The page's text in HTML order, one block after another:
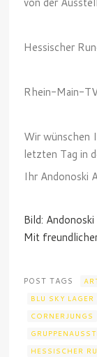
Hessischer
Rhein-Main-
Wir wünschen
letzten Tag in
Ihr Andonoski
Bild:
Mit
POST TAGS
BLU SKY LAGER
CORNERJUNGS
HESSISCHER